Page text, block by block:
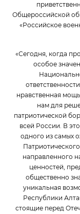
Общероссийской
«Российское
«Сегодня, когда
особое
нравственная
нам для
патриотической
всей России. В
одного из самых
направленного
ценностей,
общественно
уникальная
Республики
стоящие перед